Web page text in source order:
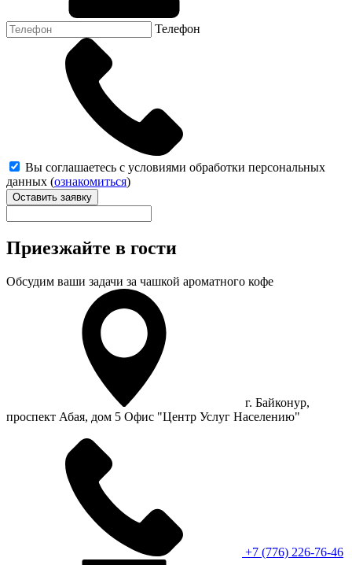
Телефон
Вы соглашаетесь с условиями обработки персональных
данных (ознакомиться)
Оставить заявку
Приезжайте в гости
Обсудим ваши задачи за чашкой ароматного кофе
г. Байконур,
проспект Абая, дом 5 Офис "Центр Услуг Населению"
+7 (776) 226-76-46